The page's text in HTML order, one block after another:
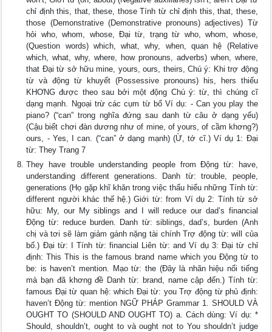
chỉ định this, that, these, those Tính từ chỉ định this, that, these,
those (Demonstrative (Demonstrative pronouns) adjectives) Từ
hỏi who, whom, whose, Đại từ, trạng từ who, whom, whose,
(Question words) which, what, why, when, quan hệ (Relative
which, what, why, where, how pronouns, adverbs) when, where,
that Đại từ sở hữu mine, yours, ours, theirs, Chú ý: Khi trợ động
từ và động từ khuyết (Possessive pronouns) his, hers thiếu
KHƠNG được theo sau bởi một động Chú ý: từ, thì chúng cĩ
dạng mạnh. Ngoại trừ các cụm từ bổ Ví dụ: - Can you play the
piano? (“can” trong nghĩa đứng sau danh từ câu ở dạng yếu)
(Cậu biết chơi đàn dương như of mine, of yours, of cầm khơng?)
ours, - Yes, I can. (“can” ở dạng mạnh) (Ừ, tớ cĩ.) Ví dụ 1: Đại
từ: They Trang 7
They have trouble understanding people from Động từ: have,
understanding different generations. Danh từ: trouble, people,
generations (Họ gặp khĩ khăn trong việc thấu hiểu những Tính từ:
different người khác thế hệ.) Giới từ: from Ví dụ 2: Tính từ sở
hữu: My, our My siblings and I will reduce our dad’s financial
Động từ: reduce burden. Danh từ: siblings, dad’s, burden (Anh
chị và tơi sẽ làm giảm gánh nặng tài chính Trợ động từ: will của
bố.) Đại từ: I Tính từ: financial Liên từ: and Ví dụ 3: Đại từ chỉ
định: This This is the famous brand name which you Động từ to
be: is haven’t mention. Mạo từ: the (Đây là nhãn hiệu nổi tiếng
mà bạn đã khơng đề Danh từ: brand, name cập đến.) Tính từ:
famous Đại từ quan hệ: which Đại từ: you Trợ động từ phủ định:
haven’t Động từ: mention NGỮ PHÁP Grammar 1. SHOULD VÀ
OUGHT TO (SHOULD AND OUGHT TO) a. Cách dùng: Ví dụ: *
Should, shouldn’t, ought to và ought not to You shouldn’t judge